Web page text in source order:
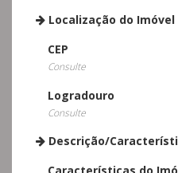
Localização do Imóvel
CEP
Consulte
Logradouro
Consulte
Descrição/